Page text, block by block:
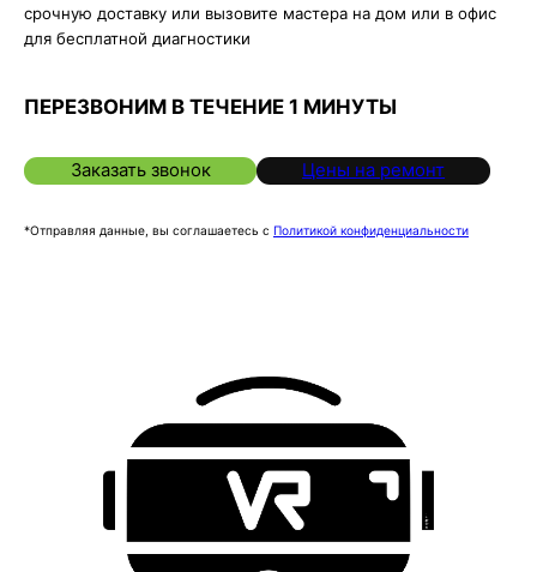
срочную доставку или вызовите мастера на дом или в офис
для бесплатной диагностики
ПЕРЕЗВОНИМ В ТЕЧЕНИЕ 1 МИНУТЫ
Заказать звонок Цены на ремонт
*Отправляя данные, вы соглашаетесь с Политикой конфиденциальности